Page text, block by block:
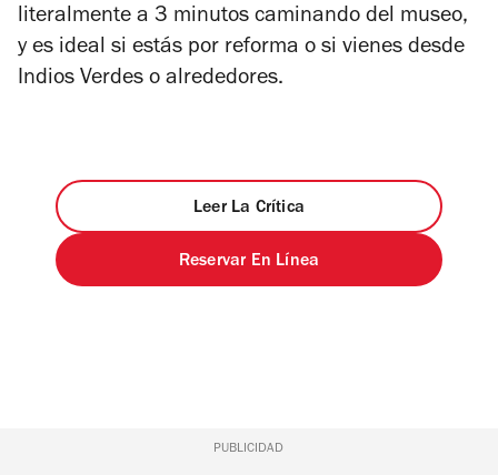
literalmente a 3 minutos caminando del museo,
y es ideal si estás por reforma o si vienes desde
Indios Verdes o alrededores.
Leer La Crítica
Reservar En Línea
PUBLICIDAD